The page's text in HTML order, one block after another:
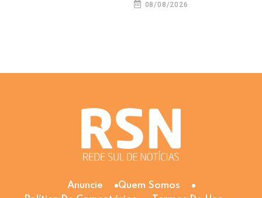
08/08/2026
Anuncie
Quem Somos